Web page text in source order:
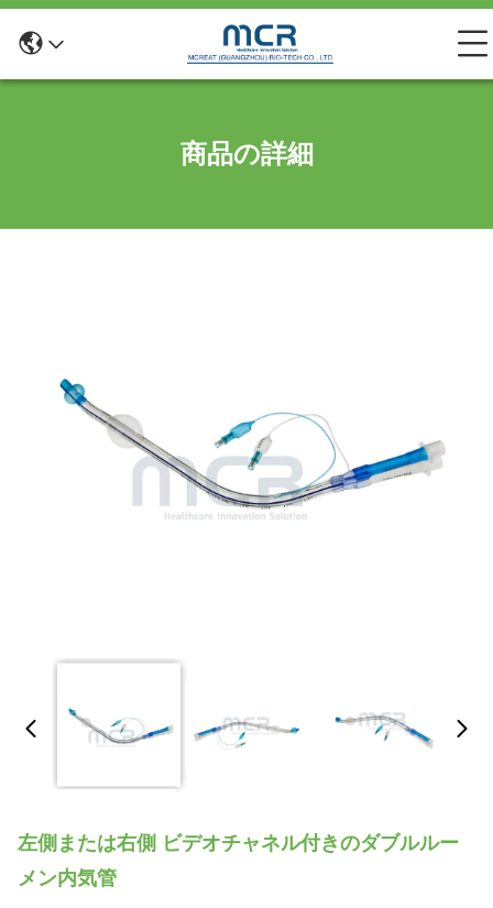
商品の詳細
左側または右側 ビデオチャネル付きのダブルルー
メン内気管